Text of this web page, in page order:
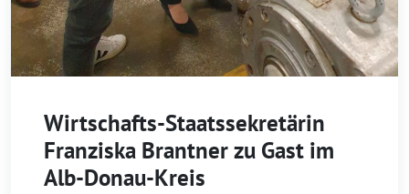
Wirtschafts-Staatssekretärin
Franziska Brantner zu Gast im
Alb-Donau-Kreis